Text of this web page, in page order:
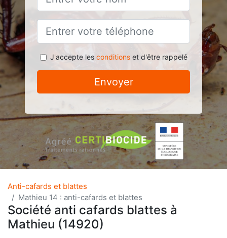
J'accepte les conditionset d'être rappelé
Envoyer
Anti-cafards et blattes
Mathieu 14 : anti-cafards et blattes
Société anti cafards blattes à
Mathieu (14920)